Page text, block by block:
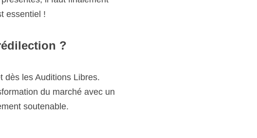
?
Auditions Libres. Ensuite, je